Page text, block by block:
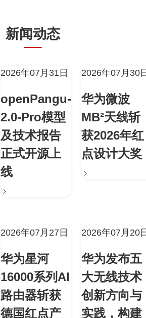
新闻动态
2026年07月31日
openPangu-
2.0-Pro模型
及技术报告
正式开源上
线
2026年07月30
华为微波
MB²天线斩
获2026年红
点设计大奖
2026年07月27日
华为星河
16000系列AI
路由器斩获
德国红点产
2026年07月20
华为发布五
大无线技术
创新方向与
实践，构建